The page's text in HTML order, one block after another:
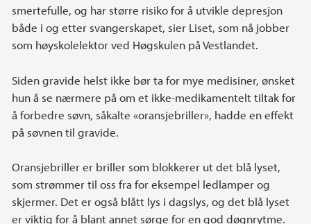
smertefulle, og har større risiko for å utvikle depresjon
både i og etter svangerskapet, sier Liset, som nå jobber
som høyskolelektor ved Høgskulen på Vestlandet.
Siden gravide helst ikke bør ta for mye medisiner, ønsket
hun å se nærmere på om et ikke-medikamentelt tiltak for
å forbedre søvn, såkalte «oransjebriller», hadde en effekt
på søvnen til gravide.
Oransjebriller er briller som blokkerer ut det blå lyset,
som strømmer til oss fra for eksempel ledlamper og
skjermer. Det er også blått lys i dagslys, og det blå lyset
er viktig for å blant annet sørge for en god døgnrytme.